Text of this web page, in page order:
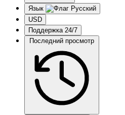
Язык
USD
Поддержка 24/7
Последний просмотр